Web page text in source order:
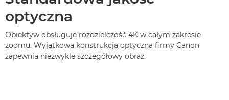
optyczna
Obiektyw obsługuje rozdzielczość 4K w całym zakresie
zoomu. Wyjątkowa konstrukcja optyczna firmy Canon
zapewnia niezwykle szczegółowy obraz.